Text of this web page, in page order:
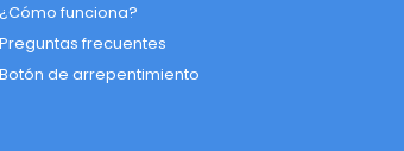
¿Cómo funciona?
Preguntas frecuentes
Botón de arrepentimiento